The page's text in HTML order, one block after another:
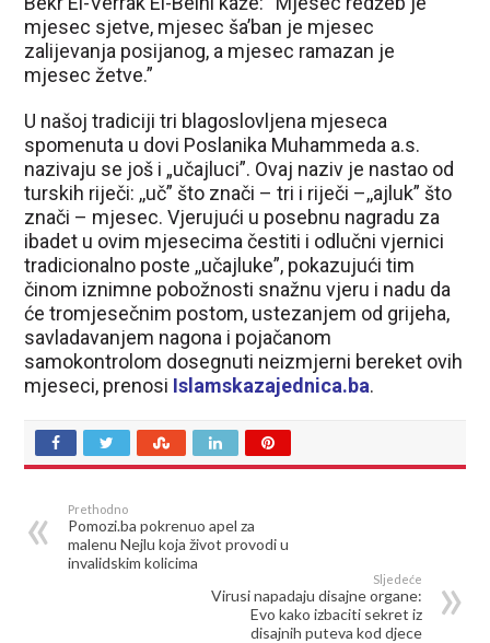
mjesec sjetve, mjesec ša’ban je mjesec
zalijevanja posijanog, a mjesec ramazan je
mjesec žetve.”
U našoj tradiciji tri blagoslovljena mjeseca
spomenuta u dovi Poslanika Muhammeda a.s.
nazivaju se još i „učajluci”. Ovaj naziv je nastao od
turskih riječi: ,,uč” što znači – tri i riječi –,,ajluk” što
znači – mjesec. Vjerujući u posebnu nagradu za
ibadet u ovim mjesecima čestiti i odlučni vjernici
tradicionalno poste ,,učajluke”, pokazujući tim
činom iznimne pobožnosti snažnu vjeru i nadu da
će tromjesečnim postom, ustezanjem od grijeha,
savladavanjem nagona i pojačanom
samokontrolom dosegnuti neizmjerni bereket ovih
mjeseci, prenosi Islamskazajednica.ba.
Prethodno
Pomozi.ba pokrenuo apel za
malenu Nejlu koja život provodi u
invalidskim kolicima
Sljedeće
Virusi napadaju disajne organe:
Evo kako izbaciti sekret iz
disajnih puteva kod djece